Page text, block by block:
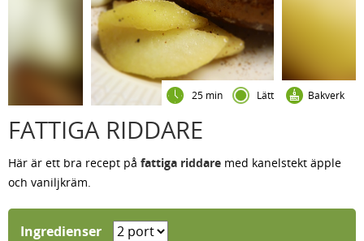
25 min Lätt Bakverk
FATTIGA RIDDARE
Här är ett bra recept på fattiga riddare med kanelstekt äpple
och vaniljkräm.
Ingredienser